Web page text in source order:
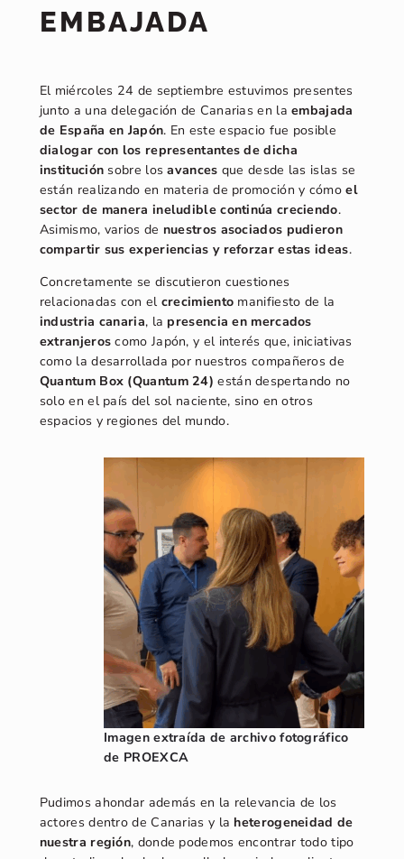
EMBAJADA
El miércoles 24 de septiembre estuvimos presentes
junto a una delegación de Canarias en laembajada
de España en Japón. En este espacio fue posible
dialogar con los representantes de dicha
institución sobre losavances que desde las islas se
están realizando en materia de promoción y cómoel
sector de manera ineludible continúa creciendo.
Asimismo, varios de nuestros asociados pudieron
compartir sus experiencias y reforzar estas ideas.
Concretamente se discutieron cuestiones
relacionadas con el crecimiento manifiesto de la
industria canaria, la presencia en mercados
extranjeroscomo Japón, y el interés que, iniciativas
como la desarrollada por nuestros compañeros de
Quantum Box (Quantum 24)están despertando no
solo en el país del sol naciente, sino en otros
espacios y regiones del mundo.
Imagen extraída de archivo fotográfico
de PROEXCA
Pudimos ahondar además en la relevancia de los
actores dentro de Canarias y la heterogeneidad de
nuestra región, donde podemos encontrar todo tipo